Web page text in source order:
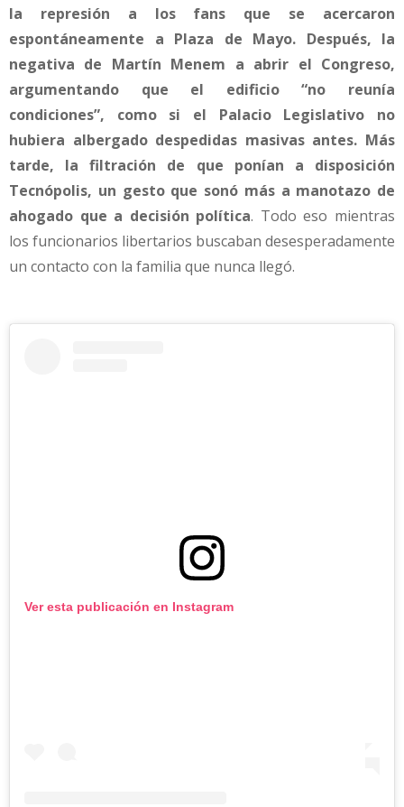
la represión a los fans que se acercaron
espontáneamente a Plaza de Mayo. Después, la
negativa de Martín Menem a abrir el Congreso,
argumentando que el edificio “no reunía
condiciones”, como si el Palacio Legislativo no
hubiera albergado despedidas masivas antes. Más
tarde, la filtración de que ponían a disposición
Tecnópolis, un gesto que sonó más a manotazo de
ahogado que a decisión política. Todo eso mientras
los funcionarios libertarios buscaban desesperadamente
un contacto con la familia que nunca llegó.
Ver esta publicación en Instagram